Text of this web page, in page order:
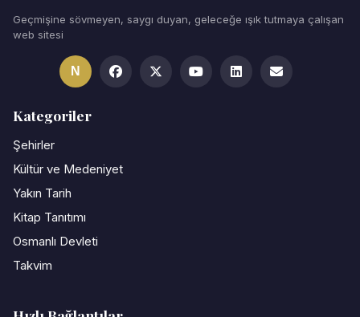
Geçmişine sövmeyen, saygı duyan, geleceğe ışık tutmaya çalışan
web sitesi
N
Kategoriler
Şehirler
Kültür ve Medeniyet
Yakın Tarih
Kitap Tanıtımı
Osmanlı Devleti
Takvim